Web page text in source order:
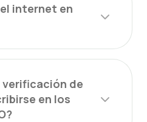
internet en
verificación de
en los